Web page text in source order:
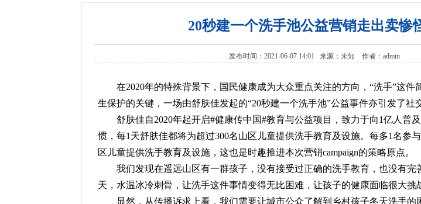
20秒建一个洗手池公益营销走出卖惨
发布时间：2021-06-07 14:01 来源： 未知 作者：admin
在2020年的特殊背景下，国民健康成为大众重点关注的方向，“洗手”这件
生保护的关键，一场由舒肤佳发起的“20秒建一个洗手池”公益事件亦引发了社
舒肤佳自2020年起开启#健康传中国#教育与公益项目，致力于向1亿人普
惯，每1天舒肤佳都将为超过300名山区儿童提供洗手教育及设施。每多1名参
区儿童提供洗手教育及设施，这也是时趣推进本次营销campaign的策略原点。
我们发现在遥远山区有一群孩子，没有接受过正确的洗手教育，也没有完
天，水温冰冷刺骨，让洗手这件事情变得无比困难，让孩子的健康面临很大挑
显然，从传播诉求上看，我们需要让城市公众了解到乡村孩子冬天洗手的